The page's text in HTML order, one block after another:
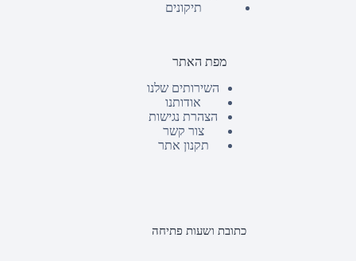
תיקונים
מפת האתר
השירותים שלנו
אודותנו
הצהרת נגישות
צור קשר
תקנון אתר
כתובת ושעות פתיחה